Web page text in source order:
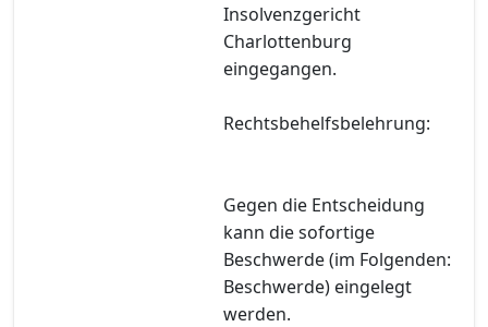
Insolvenzgericht
Charlottenburg
eingegangen.
Rechtsbehelfsbelehrung:
Gegen die Entscheidung
kann die sofortige
Beschwerde (im Folgenden:
Beschwerde) eingelegt
werden.